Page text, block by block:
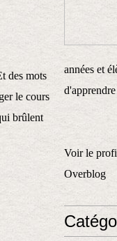
des mots
le cours
brûlent
années et
Voir le
Overblog